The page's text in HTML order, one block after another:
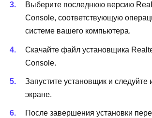
Выберите последнюю версию
Console, соответствующую
системе вашего компьютера.
Скачайте файл установщика
Console.
Запустите установщик и следуйте
экране.
После завершения установки